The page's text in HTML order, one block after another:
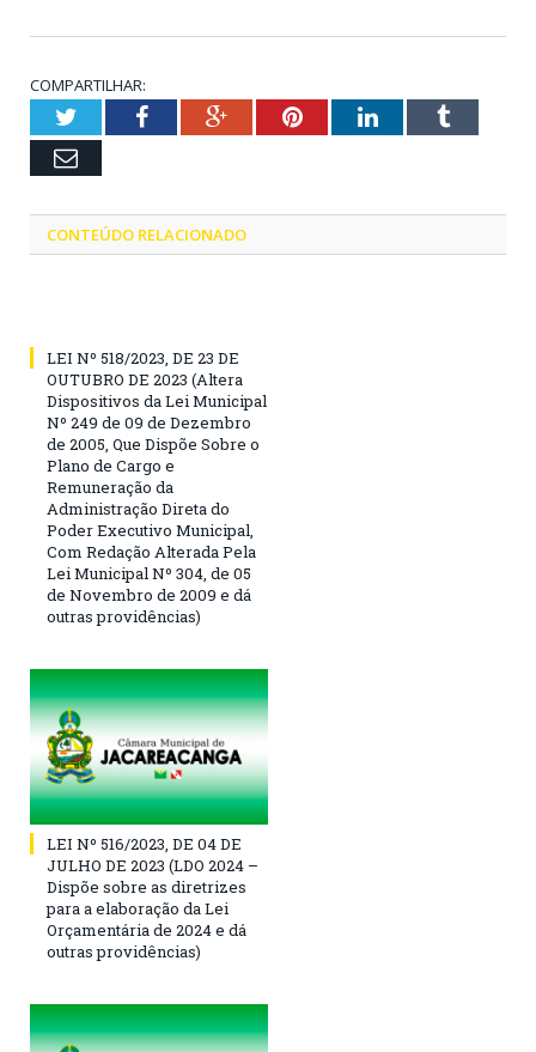
COMPARTILHAR:
TwitterFacebookGoogle+PinterestLinkedInTumblr
Email
CONTEÚDO RELACIONADO
LEI Nº 518/2023, DE 23 DE
OUTUBRO DE 2023 (Altera
Dispositivos da Lei Municipal
Nº 249 de 09 de Dezembro
de 2005, Que Dispõe Sobre o
Plano de Cargo e
Remuneração da
Administração Direta do
Poder Executivo Municipal,
Com Redação Alterada Pela
Lei Municipal Nº 304, de 05
de Novembro de 2009 e dá
outras providências)
LEI Nº 516/2023, DE 04 DE
JULHO DE 2023 (LDO 2024 –
Dispõe sobre as diretrizes
para a elaboração da Lei
Orçamentária de 2024 e dá
outras providências)